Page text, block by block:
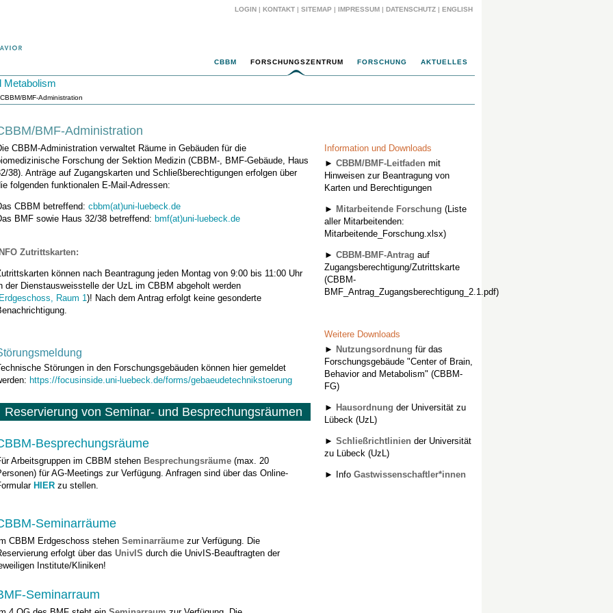
LOGIN | KONTAKT | SITEMAP | IMPRESSUM | DATENSCHUTZ | ENGLISH
CBBM FORSCHUNGSZENTRUM FORSCHUNG AKTUELLES
Metabolism
BMF-Administration
BMF-Administration
CBBM-Administration verwaltet Räume in Gebäuden für die
Forschung der Sektion Medizin (CBBM-, BMF-Gebäude, Haus
38). Anträge auf Zugangskarten und Schließberechtigungen erfolgen über
folgenden funktionalen E-Mail-Adressen:
CBBM betreffend: cbbm(at)uni-luebeck.de
BMF sowie Haus 32/38 betreffend: bmf(at)uni-luebeck.de
Zutrittskarten:
können nach Beantragung jeden Montag von 9:00 bis 11:00 Uhr
der Dienstausweisstelle der UzL im CBBM abgeholt werden
Raum 1)! Nach dem Antrag erfolgt keine gesonderte
Störungen in den Forschungsgebäuden können hier gemeldet
https://focusinside.uni-luebeck.de/forms/gebaeudetechnikstoerung
Reservierung von Seminar- und Besprechungsräumen
Besprechungsräume
Arbeitsgruppen im CBBM stehen Besprechungsräume (max. 20
für AG-Meetings zur Verfügung. Anfragen sind über das Online-
HIER zu stellen.
Seminarräume
CBBM Erdgeschoss stehen Seminarräume zur Verfügung. Die
erfolgt über das UnivIS durch die UnivIS-Beauftragten der
Institute/Kliniken!
Seminarraum
Information und Downloads
► CBBM/BMF-Leitfaden mit
Hinweisen zur Beantragung von
Karten und Berechtigungen
► Mitarbeitende Forschung (Liste
aller Mitarbeitenden:
Mitarbeitende_Forschung.xlsx)
► CBBM-BMF-Antrag auf
Zugangsberechtigung/Zutrittskarte
(CBBM-
BMF_Antrag_Zugangsberechtigung_2.1.pdf)
Weitere Downloads
► Nutzungsordnung für das
Forschungsgebäude "Center of Brain,
Behavior and Metabolism" (CBBM-
FG)
► Hausordnung der Universität zu
Lübeck (UzL)
► Schließrichtlinien der Universität
zu Lübeck (UzL)
► Info Gastwissenschaftler*innen